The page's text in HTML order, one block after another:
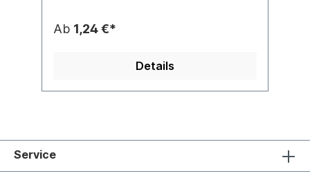
Ort bei uns abgeholtbei 1234 je Palette nur
Lebenmittelbedarfsgegenständegesetz:Bie
nenzuchtbedarf Geller GmbHBroicher Str.
Ab 1,24 €*
Details
Service